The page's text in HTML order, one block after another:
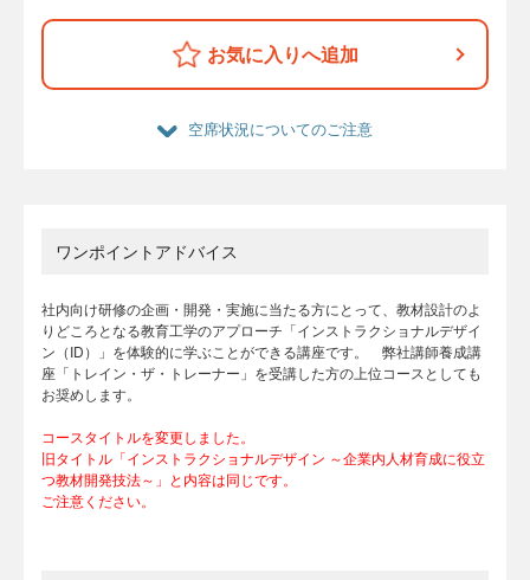
お気に入りへ追加
空席状況についてのご注意
ワンポイントアドバイス
社内向け研修の企画・開発・実施に当たる方にとって、教材設計のよ
りどころとなる教育工学のアプローチ「インストラクショナルデザイ
ン（ID）」を体験的に学ぶことができる講座です。 弊社講師養成講
座「トレイン・ザ・トレーナー」を受講した方の上位コースとしても
お奨めします。
コースタイトルを変更しました。
旧タイトル「インストラクショナルデザイン ～企業内人材育成に役立
つ教材開発技法～」と内容は同じです。
ご注意ください。